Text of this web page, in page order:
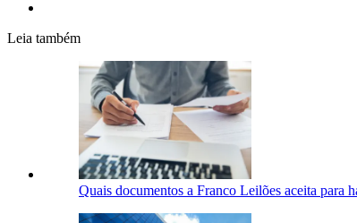
Leia também
Quais documentos a Franco Leilões aceita para